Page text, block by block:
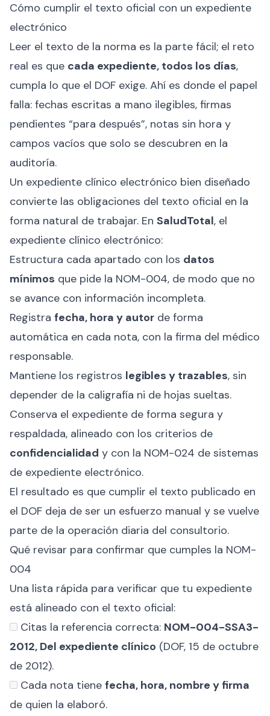
Cómo cumplir el texto oficial con un expediente
electrónico
Leer el texto de la norma es la parte fácil; el reto
real es que cada expediente, todos los días,
cumpla lo que el DOF exige. Ahí es donde el papel
falla: fechas escritas a mano ilegibles, firmas
pendientes “para después”, notas sin hora y
campos vacíos que solo se descubren en la
auditoría.
Un expediente clínico electrónico bien diseñado
convierte las obligaciones del texto oficial en la
forma natural de trabajar. En SaludTotal, el
expediente clínico electrónico:
Estructura cada apartado con los datos
mínimos que pide la NOM-004, de modo que no
se avance con información incompleta.
Registra fecha, hora y autor de forma
automática en cada nota, con la firma del médico
responsable.
Mantiene los registros legibles y trazables, sin
depender de la caligrafía ni de hojas sueltas.
Conserva el expediente de forma segura y
respaldada, alineado con los criterios de
confidencialidad y con la NOM-024 de sistemas
de expediente electrónico.
El resultado es que cumplir el texto publicado en
el DOF deja de ser un esfuerzo manual y se vuelve
parte de la operación diaria del consultorio.
Qué revisar para confirmar que cumples la NOM-
004
Una lista rápida para verificar que tu expediente
está alineado con el texto oficial:
Citas la referencia correcta: NOM-004-SSA3-
2012, Del expediente clínico (DOF, 15 de octubre
de 2012).
Cada nota tiene fecha, hora, nombre y firma
de quien la elaboró.